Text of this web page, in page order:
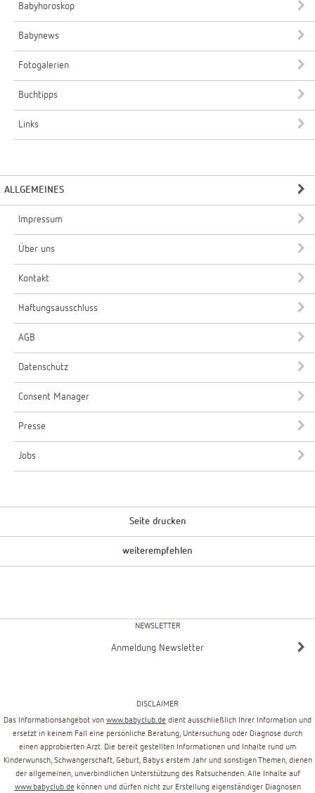
Babyhoroskop
Babynews
Fotogalerien
Buchtipps
Links
ALLGEMEINES
Impressum
Über uns
Kontakt
Haftungsausschluss
AGB
Datenschutz
Consent Manager
Presse
Jobs
Seite drucken
weiterempfehlen
NEWSLETTER
Anmeldung Newsletter
DISCLAIMER
Das Informationsangebot von www.babyclub.de dient ausschließlich Ihrer Information und
ersetzt in keinem Fall eine persönliche Beratung, Untersuchung oder Diagnose durch
einen approbierten Arzt. Die bereit gestellten Informationen und Inhalte rund um
Kinderwunsch, Schwangerschaft, Geburt, Babys erstem Jahr und sonstigen Themen, dienen
der allgemeinen, unverbindlichen Unterstützung des Ratsuchenden. Alle Inhalte auf
www.babyclub.de können und dürfen nicht zur Erstellung eigenständiger Diagnosen